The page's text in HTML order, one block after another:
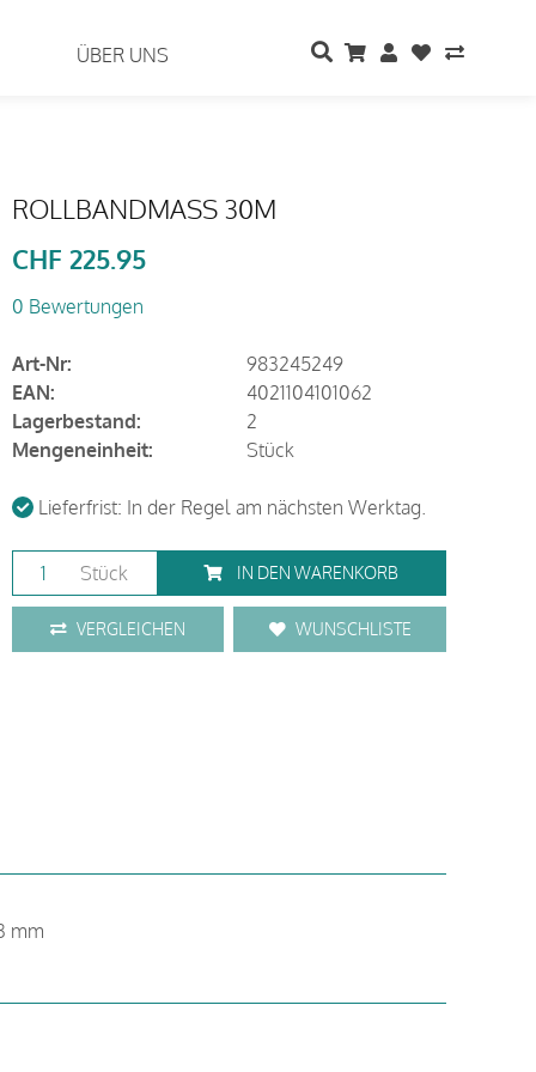
ÜBER UNS
ROLLBANDMASS 30M
CHF 225.95
0 Bewertungen
Art-Nr:
983245249
EAN:
4021104101062
Lagerbestand:
2
Mengeneinheit:
Stück
Lieferfrist: In der Regel am nächsten Werktag.
Stück IN DEN WARENKORB
VERGLEICHEN WUNSCHLISTE
mm